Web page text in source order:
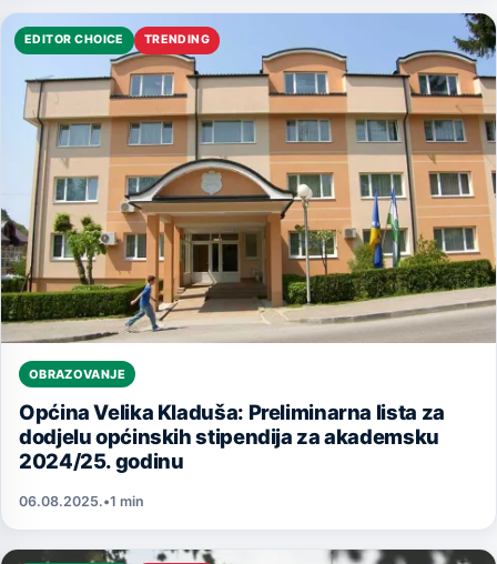
EDITOR CHOICE TRENDING
OBRAZOVANJE
Općina Velika Kladuša: Preliminarna lista za
dodjelu općinskih stipendija za akademsku
2024/25. godinu
06.08.2025.•1 min